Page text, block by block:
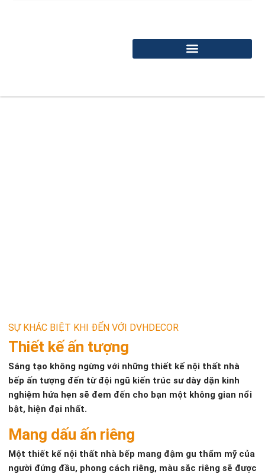
SỰ KHÁC BIỆT KHI ĐẾN VỚI DVHDECOR
Thiết kế ấn tượng
Sáng tạo không ngừng với những thiết kế nội thất nhà
bếp ấn tượng đến từ đội ngũ kiến trúc sư dày dặn kinh
nghiệm hứa hẹn sẽ đem đến cho bạn một không gian nổi
bật, hiện đại nhất.
Mang dấu ấn riêng
Một thiết kế nội thất nhà bếp mang đậm gu thẩm mỹ của
người đứng đầu, phong cách riêng, màu sắc riêng sẽ được